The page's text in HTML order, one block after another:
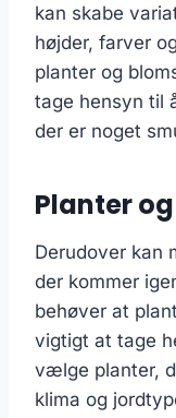
kan skabe
højder, farver
planter og
tage hensyn til
der er noget
Planter
Derudover kan
der kommer
behøver at
vigtigt at tage
vælge planter,
klima og